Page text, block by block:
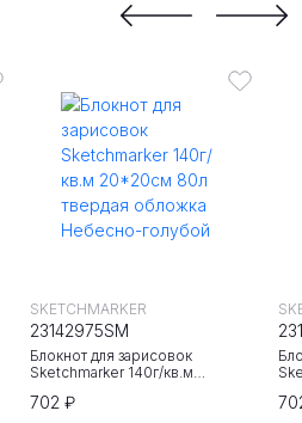
702 ₽
Блокнот для зарисовок
Sketchmarker 140г/кв.м
Небесно-голубой
SKETCHMARKER
23142975SM